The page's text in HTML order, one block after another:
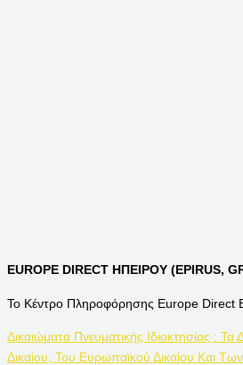
EUROPE DIRECT ΗΠΕΙΡΟΥ (EPIRUS,
Το Κέντρο Πληροφόρησης Europe Direct
Δικαιώματα Πνευματικής Ιδιοκτησίας :
Δικαίου, Του Ευρωπαϊκού Δικαίου Και